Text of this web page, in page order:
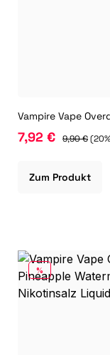
7,92 € 9,90 €
Zum Produkt
RABATT
%